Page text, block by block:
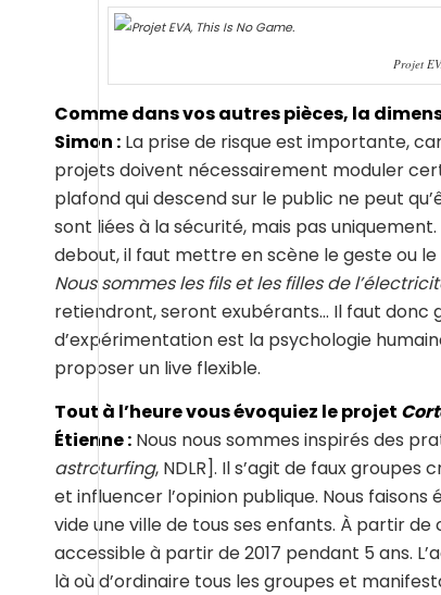
Projet
Comme dans vos autres pièces, la
Simon : La prise de risque est importante,
projets doivent nécessairement moduler
plafond qui descend sur le public ne peut
sont liées à la sécurité, mais pas
debout, il faut mettre en scène le geste ou
Nous sommes les fils et les filles de
retiendront, seront exubérants… Il faut donc
d’expérimentation est la psychologie
proposer un live flexible.
Tout à l’heure vous évoquiez le projet
Étienne : Nous nous sommes inspirés des
astroturfing, NDLR]. Il s’agit de faux
et influencer l’opinion publique. Nous
vide une ville de tous ses enfants. À partir
accessible à partir de 2017 pendant 5 ans.
là où d’ordinaire tous les groupes et